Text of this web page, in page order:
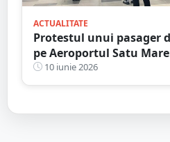
ACTUALITATE
Protestul unui pasager
pe Aeroportul Satu
zbor din cauza modului
tratat”
10 iunie 2026